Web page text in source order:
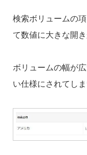
検索ボリュームの
て数値に大きな開き
ボリュームの幅が
い仕様にされてしま